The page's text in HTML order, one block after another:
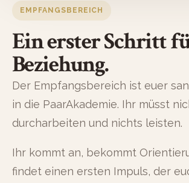
EMPFANGSBEREICH
Ein erster Schritt
Beziehung.
Der Empfangsbereich ist euer
in die PaarAkademie. Ihr müsst
durcharbeiten und nichts leisten.
Ihr kommt an, bekommt
findet einen ersten Impuls, der